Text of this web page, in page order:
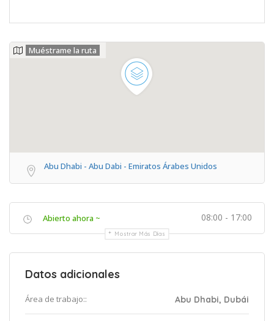
Muéstrame la ruta
Abu Dhabi - Abu Dabi - Emiratos Árabes Unidos
Abierto ahora ~ 08:00 - 17:00
Mostrar Más Días
Datos adicionales
Área de trabajo:: Abu Dhabi, Dubái